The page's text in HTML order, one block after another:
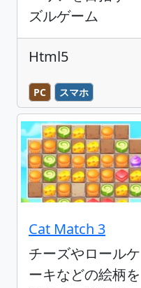
ズルゲーム
Html5
PC スマホ
Cat Match 3
チーズやロールケ
ーキなどの絵柄を